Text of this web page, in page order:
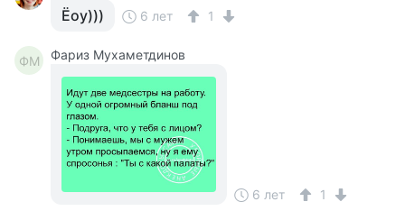
Ёоу))) 6 лет 1
ФМ Фариз Мухаметдинов
6 лет 1